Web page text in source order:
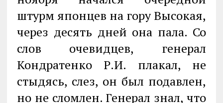
штурм японцев на гору Высокая,
через десять дней она пала. Со
слов очевидцев, генерал
Кондратенко Р.И. плакал, не
стыдясь, слез, он был подавлен,
но не сломлен. Генерал знал, что